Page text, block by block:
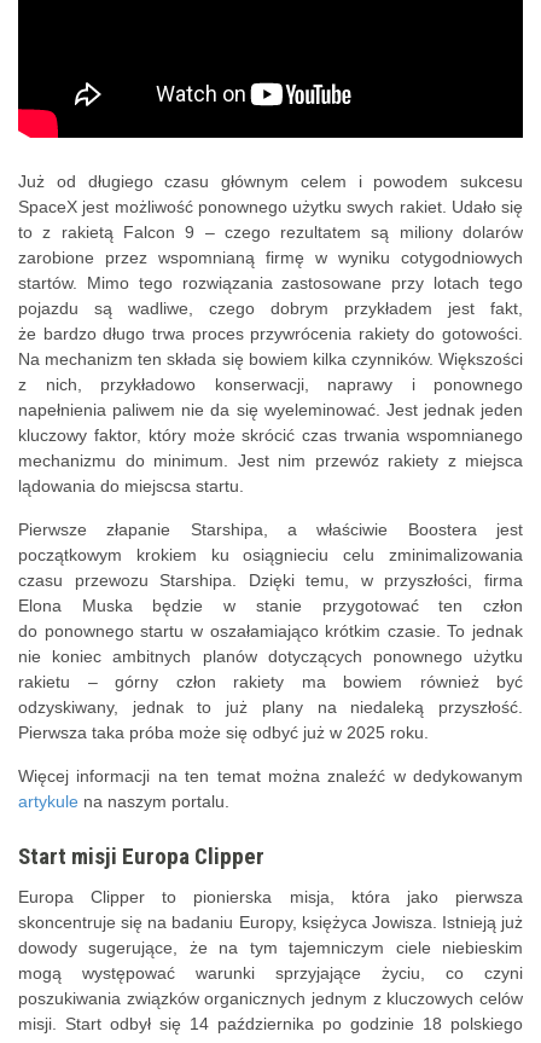
Już od długiego czasu głównym celem i powodem sukcesu
SpaceX jest możliwość ponownego użytku swych rakiet. Udało się
to z rakietą Falcon 9 – czego rezultatem są miliony dolarów
zarobione przez wspomnianą firmę w wyniku cotygodniowych
startów. Mimo tego rozwiązania zastosowane przy lotach tego
pojazdu są wadliwe, czego dobrym przykładem jest fakt,
że bardzo długo trwa proces przywrócenia rakiety do gotowości.
Na mechanizm ten składa się bowiem kilka czynników. Większości
z nich, przykładowo konserwacji, naprawy i ponownego
napełnienia paliwem nie da się wyeleminować. Jest jednak jeden
kluczowy faktor, który może skrócić czas trwania wspomnianego
mechanizmu do minimum. Jest nim przewóz rakiety z miejsca
lądowania do miejscsa startu.
Pierwsze złapanie Starshipa, a właściwie Boostera jest
początkowym krokiem ku osiągnieciu celu zminimalizowania
czasu przewozu Starshipa. Dzięki temu, w przyszłości, firma
Elona Muska będzie w stanie przygotować ten człon
do ponownego startu w oszałamiająco krótkim czasie. To jednak
nie koniec ambitnych planów dotyczących ponownego użytku
rakietu – górny człon rakiety ma bowiem również być
odzyskiwany, jednak to już plany na niedaleką przyszłość.
Pierwsza taka próba może się odbyć już w 2025 roku.
Więcej informacji na ten temat można znaleźć w dedykowanym
artykule na naszym portalu.
Start misji Europa Clipper
Europa Clipper to pionierska misja, która jako pierwsza
skoncentruje się na badaniu Europy, księżyca Jowisza. Istnieją już
dowody sugerujące, że na tym tajemniczym ciele niebieskim
mogą występować warunki sprzyjające życiu, co czyni
poszukiwania związków organicznych jednym z kluczowych celów
misji. Start odbył się 14 października po godzinie 18 polskiego